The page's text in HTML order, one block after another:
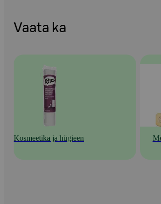
Vaata ka
Kosmeetika ja hügieen